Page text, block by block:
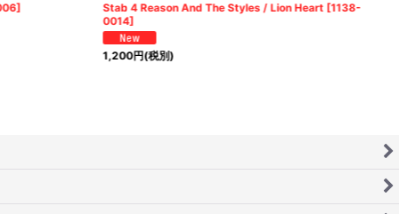
]
Stab 4 Reason And The Styles / Lion Heart [1138-
0014]
1,200円(税別)